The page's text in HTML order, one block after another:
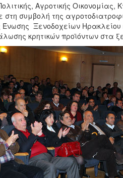
Αγροτικής
συμβολή της
Ένωσης Ξενοδοχείων
κρητικών προϊόντων στα